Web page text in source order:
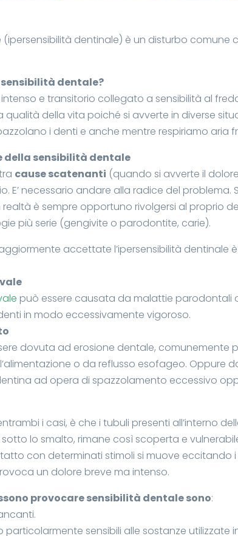
(ipersensibilità dentinale) è un disturbo comune
dentale?
e transitorio collegato a sensibilità al
della vita poiché si avverte in diverse
i denti e anche mentre respiriamo aria
della sensibilità dentale
cause scatenanti (quando si avverte il
E’ necessario andare alla radice del problema.
è sempre opportuno rivolgersi al proprio
più serie (gengivite o parodontite, carie).
accettate l’ipersensibilità dentinale
può essere causata da malattie parodontali
in modo eccessivamente vigoroso.
dovuta ad erosione dentale,
o da reflusso esofageo. Oppure
ad opera di spazzolamento eccessivo
i casi, è che i tubuli presenti all’interno
lo smalto, rimane così scoperta e
con determinati stimoli si muove eccitando i
un dolore breve ma intenso.
provocare sensibilità dentale sono:
particolarmente sensibili alle sostanze utilizzate